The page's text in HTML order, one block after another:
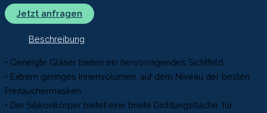
Jetzt anfragen
Beschreibung
• Geneigte Gläser bieten ein hervorragendes Sichtfeld.
• Extrem geringes Innenvolumen, auf dem Niveau der besten
Freitauchermasken.
• Der Silikonkörper bietet eine breite Dichtungsfläche, für